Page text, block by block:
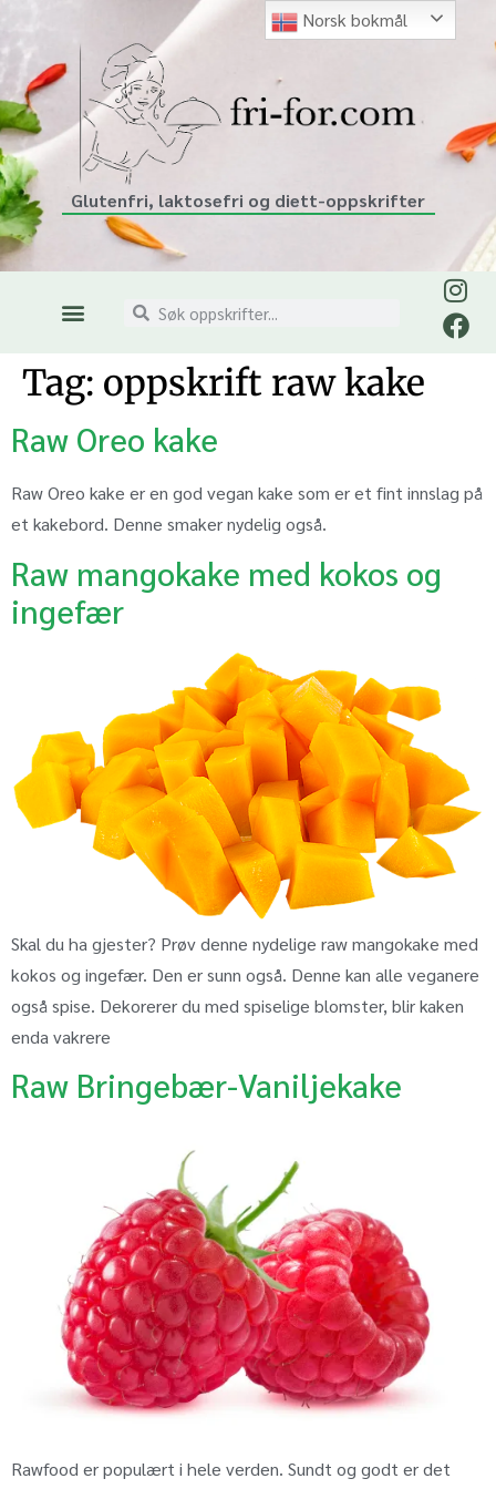
Glutenfri, laktosefri og diett-oppskrifter
Tag: oppskrift raw kake
Raw Oreo kake
Raw Oreo kake er en god vegan kake som er et fint innslag på
et kakebord. Denne smaker nydelig også.
Raw mangokake med kokos og
ingefær
Skal du ha gjester? Prøv denne nydelige raw mangokake med
kokos og ingefær. Den er sunn også. Denne kan alle veganere
også spise. Dekorerer du med spiselige blomster, blir kaken
enda vakrere
Raw Bringebær-Vaniljekake
Rawfood er populært i hele verden. Sundt og godt er det
Norsk bokmål